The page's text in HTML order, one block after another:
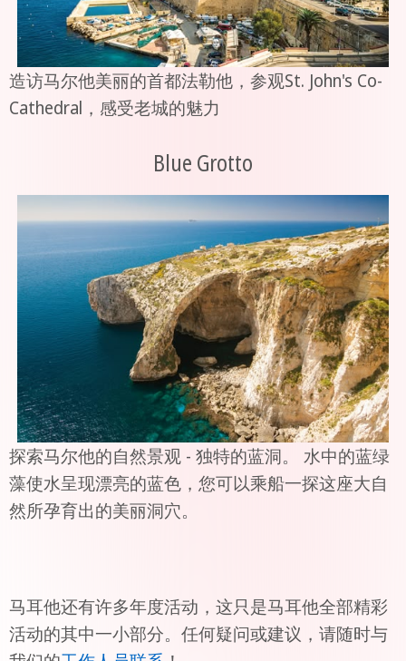
造访马尔他美丽的首都法勒他，参观St. John's Co-
Cathedral，感受老城的魅力
Blue Grotto
探索马尔他的自然景观 - 独特的蓝洞。 水中的蓝绿
藻使水呈现漂亮的蓝色，您可以乘船一探这座大自
然所孕育出的美丽洞穴。
马耳他还有许多年度活动，这只是马耳他全部精彩
活动的其中一小部分。任何疑问或建议，请随时与